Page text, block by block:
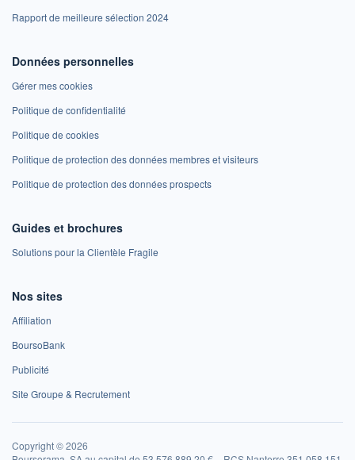
Rapport de meilleure sélection 2024
Données personnelles
Gérer mes cookies
Politique de confidentialité
Politique de cookies
Politique de protection des données membres et visiteurs
Politique de protection des données prospects
Guides et brochures
Solutions pour la Clientèle Fragile
Nos sites
Affiliation
BoursoBank
Publicité
Site Groupe & Recrutement
Copyright © 2026